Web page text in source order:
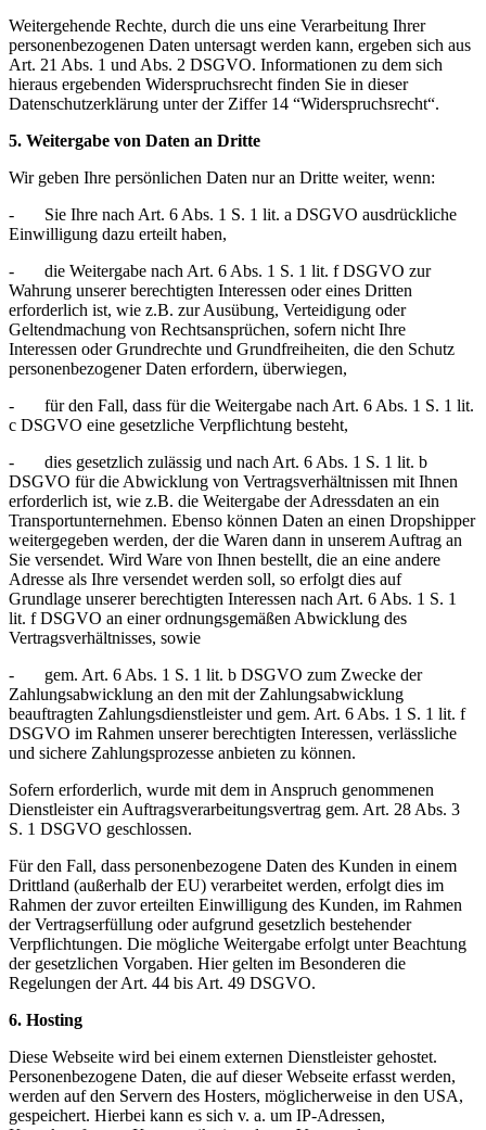
Weitergehende Rechte, durch die uns eine Verarbeitung Ihrer
personenbezogenen Daten untersagt werden kann, ergeben sich aus
Art. 21 Abs. 1 und Abs. 2 DSGVO. Informationen zu dem sich
hieraus ergebenden Widerspruchsrecht finden Sie in dieser
Datenschutzerklärung unter der Ziffer 14 “Widerspruchsrecht“.
5. Weitergabe von Daten an Dritte
Wir geben Ihre persönlichen Daten nur an Dritte weiter, wenn:
- Sie Ihre nach Art. 6 Abs. 1 S. 1 lit. a DSGVO ausdrückliche
Einwilligung dazu erteilt haben,
- die Weitergabe nach Art. 6 Abs. 1 S. 1 lit. f DSGVO zur
Wahrung unserer berechtigten Interessen oder eines Dritten
erforderlich ist, wie z.B. zur Ausübung, Verteidigung oder
Geltendmachung von Rechtsansprüchen, sofern nicht Ihre
Interessen oder Grundrechte und Grundfreiheiten, die den Schutz
personenbezogener Daten erfordern, überwiegen,
- für den Fall, dass für die Weitergabe nach Art. 6 Abs. 1 S. 1 lit.
c DSGVO eine gesetzliche Verpflichtung besteht,
- dies gesetzlich zulässig und nach Art. 6 Abs. 1 S. 1 lit. b
DSGVO für die Abwicklung von Vertragsverhältnissen mit Ihnen
erforderlich ist, wie z.B. die Weitergabe der Adressdaten an ein
Transportunternehmen. Ebenso können Daten an einen Dropshipper
weitergegeben werden, der die Waren dann in unserem Auftrag an
Sie versendet. Wird Ware von Ihnen bestellt, die an eine andere
Adresse als Ihre versendet werden soll, so erfolgt dies auf
Grundlage unserer berechtigten Interessen nach Art. 6 Abs. 1 S. 1
lit. f DSGVO an einer ordnungsgemäßen Abwicklung des
Vertragsverhältnisses, sowie
- gem. Art. 6 Abs. 1 S. 1 lit. b DSGVO zum Zwecke der
Zahlungsabwicklung an den mit der Zahlungsabwicklung
beauftragten Zahlungsdienstleister und gem. Art. 6 Abs. 1 S. 1 lit. f
DSGVO im Rahmen unserer berechtigten Interessen, verlässliche
und sichere Zahlungsprozesse anbieten zu können.
Sofern erforderlich, wurde mit dem in Anspruch genommenen
Dienstleister ein Auftragsverarbeitungsvertrag gem. Art. 28 Abs. 3
S. 1 DSGVO geschlossen.
Für den Fall, dass personenbezogene Daten des Kunden in einem
Drittland (außerhalb der EU) verarbeitet werden, erfolgt dies im
Rahmen der zuvor erteilten Einwilligung des Kunden, im Rahmen
der Vertragserfüllung oder aufgrund gesetzlich bestehender
Verpflichtungen. Die mögliche Weitergabe erfolgt unter Beachtung
der gesetzlichen Vorgaben. Hier gelten im Besonderen die
Regelungen der Art. 44 bis Art. 49 DSGVO.
6. Hosting
Diese Webseite wird bei einem externen Dienstleister gehostet.
Personenbezogene Daten, die auf dieser Webseite erfasst werden,
werden auf den Servern des Hosters, möglicherweise in den USA,
gespeichert. Hierbei kann es sich v. a. um IP-Adressen,